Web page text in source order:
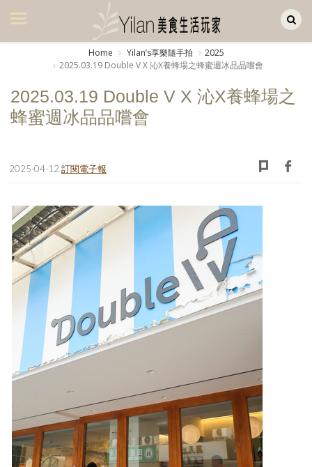
美食集
美飲集
廚房集
旅遊集
書房集
日記簿
餐桌週記
享樂隨手拍
照相簿
影音區
創意出版服務
歷史區
關於Yilan
Home Yilanʼs享樂隨手拍
2025
2025.03.19 Double V X 沁X養蜂場之蜂蜜週冰品品嚐會
2025.03.19 Double V X 沁X養蜂場之
蜂蜜週冰品品嚐會
2025-04-12 訂閱電子報